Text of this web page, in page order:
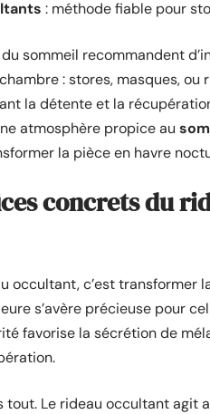
: méthode fiable pour
sommeil recommandent
: stores, masques,
la détente et la
atmosphère propice au
la pièce en havre
concrets du
occultant, c’est transformer
s’avère précieuse pour
favorise la sécrétion de
tout. Le rideau occultant agit